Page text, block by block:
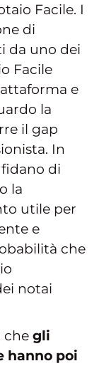
Facile. I
di
da uno dei
Facile
e
la
il gap
In
di
la
utile per
e
che
notai
che gli
hanno poi